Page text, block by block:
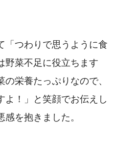
「つわりで思うように食
野菜不足に役立ちます
栄養たっぷりなので、
よ！」と笑顔でお伝えし
を抱きました。